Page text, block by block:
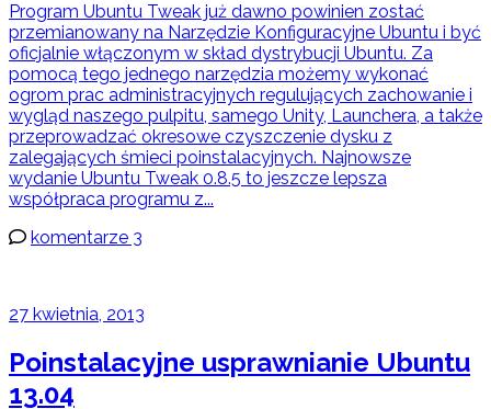
Program Ubuntu Tweak już dawno powinien zostać
przemianowany na Narzędzie Konfiguracyjne Ubuntu i być
oficjalnie włączonym w skład dystrybucji Ubuntu. Za
pomocą tego jednego narzędzia możemy wykonać
ogrom prac administracyjnych regulujących zachowanie i
wygląd naszego pulpitu, samego Unity, Launchera, a także
przeprowadzać okresowe czyszczenie dysku z
zalegających śmieci poinstalacyjnych. Najnowsze
wydanie Ubuntu Tweak 0.8.5 to jeszcze lepsza
współpraca programu z...
komentarze 3
27 kwietnia, 2013
Poinstalacyjne usprawnianie Ubuntu
13.04